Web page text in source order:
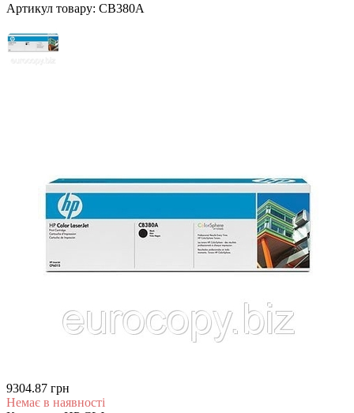
Артикул товару: CB380A
9304.87 грн
Немає в наявності